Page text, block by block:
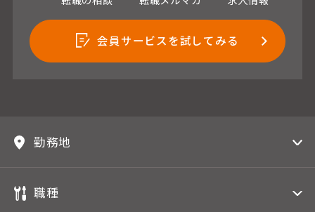
会員サービスを試してみる
勤務地
職種